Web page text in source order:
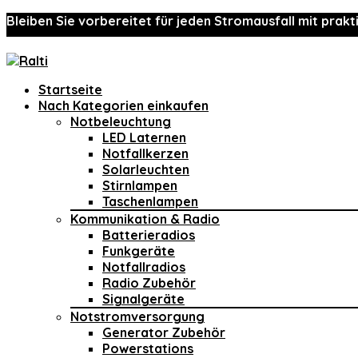
Bleiben Sie vorbereitet für jeden Stromausfall mit
Startseite
Nach Kategorien einkaufen
Notbeleuchtung
LED Laternen
Notfallkerzen
Solarleuchten
Stirnlampen
Taschenlampen
Kommunikation & Radio
Batterieradios
Funkgeräte
Notfallradios
Radio Zubehör
Signalgeräte
Notstromversorgung
Generator Zubehör
Powerstations